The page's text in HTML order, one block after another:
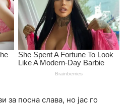
за посна слава, но јас го